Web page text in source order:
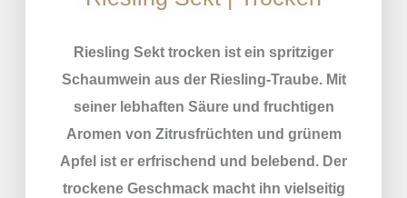
Riesling Sekt trocken ist ein spritziger
Schaumwein aus der Riesling-Traube. Mit
seiner lebhaften Säure und fruchtigen
Aromen von Zitrusfrüchten und grünem
Apfel ist er erfrischend und belebend. Der
trockene Geschmack macht ihn vielseitig